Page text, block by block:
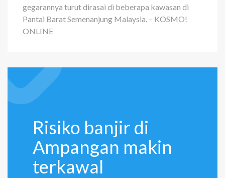
gegarannya turut dirasai di beberapa kawasan di
Pantai Barat Semenanjung Malaysia. – KOSMO!
ONLINE
Risiko banjir di
Ampangan makin
terkawal